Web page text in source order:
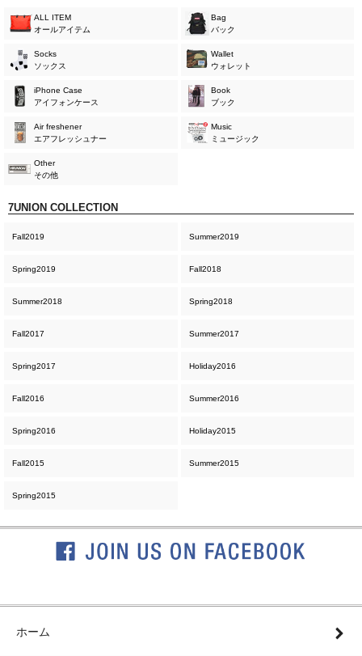
ALL ITEM
オールアイテム
Bag
バック
Socks
ソックス
Wallet
ウォレット
iPhone Case
アイフォンケース
Book
ブック
Air freshener
エアフレッシュナー
Music
ミュージック
Other
その他
7UNION COLLECTION
Fall2019 Summer2019
Spring2019 Fall2018
Summer2018 Spring2018
Fall2017 Summer2017
Spring2017 Holiday2016
Fall2016 Summer2016
Spring2016 Holiday2015
Fall2015 Summer2015
Spring2015
ホーム